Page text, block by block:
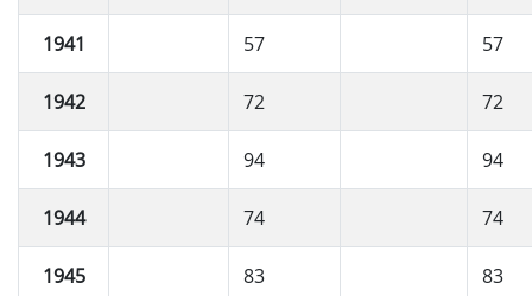
1941 57 57
1942 72 72
1943 94 94
1944 74 74
1945 83 83